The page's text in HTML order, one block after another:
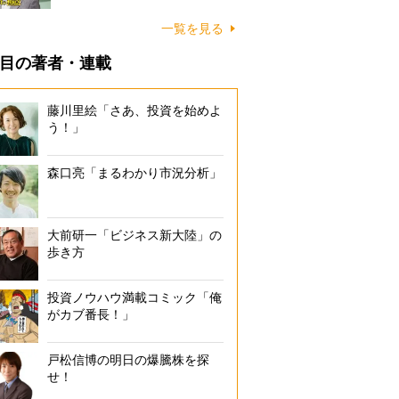
一覧を見る
の著者・連載
藤川里絵「さあ、投資を始めよ
う！」
森口亮「まるわかり市況分析」
大前研一「ビジネス新大陸」の
歩き方
投資ノウハウ満載コミック「俺
がカブ番長！」
戸松信博の明日の爆騰株を探
せ！